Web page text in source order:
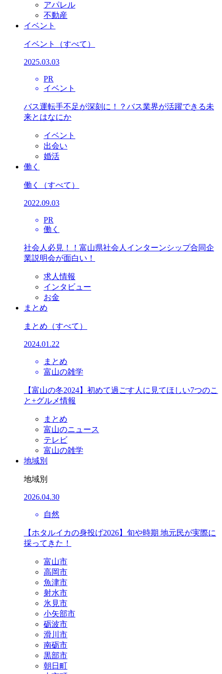
アパレル
不動産
イベント
イベント （すべて）
2025.03.03
PR
イベント
バス運転手不足が深刻に！？バス業界が活躍できる未
来とはなにか
イベント
出会い
婚活
働く
働く （すべて）
2022.09.03
PR
働く
社会人必見！！富山県社会人インターンシップ合同企
業説明会が面白い！
求人情報
インタビュー
お金
まとめ
まとめ （すべて）
2024.01.22
まとめ
富山の雑学
【富山の冬2024】初めて過ごす人に見てほしい7つのこ
と+グルメ情報
まとめ
富山のニュース
テレビ
富山の雑学
地域別
地域別
2026.04.30
自然
【ホタルイカの身投げ2026】旬や時期 地元民が実際に
採ってきた！
富山市
高岡市
魚津市
射水市
氷見市
小矢部市
砺波市
滑川市
南砺市
黒部市
朝日町